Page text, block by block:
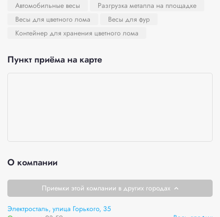
Автомобильные весы
Разгрузка металла на площадке
Весы для цветного лома
Весы для фур
Контейнер для хранения цветного лома
Пункт приёма на карте
О компании
Приемки этой компании в других городах
Электросталь, улица Горького, 35